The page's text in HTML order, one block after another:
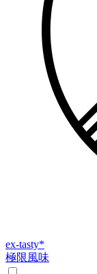
ex-tasty*
極限風味